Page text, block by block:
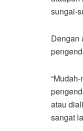
sungai-
Dengan
atau
sangat